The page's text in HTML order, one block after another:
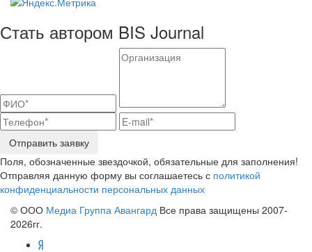
Стать автором BIS Journal
Отправить заявку
Поля, обозначенные звездочкой, обязательные для заполнения!
Отправляя данную форму вы соглашаетесь с политикой
конфиденциальности персональных данных
© ООО Медиа Группа Авангард Все права защищены 2007-
2026гг.